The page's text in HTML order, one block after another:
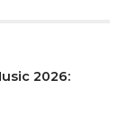
2026: